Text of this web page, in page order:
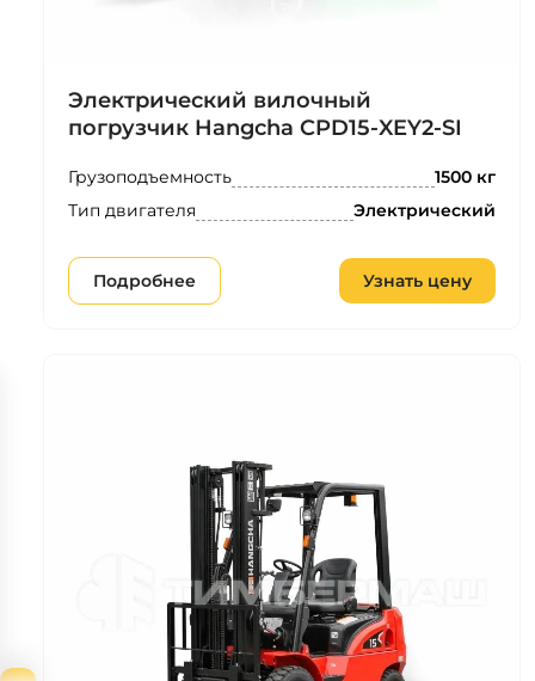
Электрический вилочный
погрузчик Hangcha CPD15-XEY2-SI
Грузоподъемность 1500 кг
Тип двигателя Электрический
Подробнее Узнать цену